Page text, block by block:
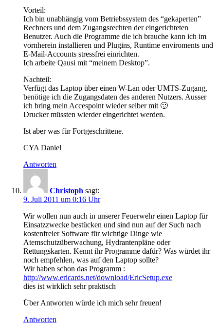
Vorteil:
Ich bin unabhängig vom Betriebssystem des “gekaperten”
Rechners und dem Zugangsrechten der eingerichteten
Benutzer. Auch die Programme die ich brauche kann ich im
vornherein installieren und Plugins, Runtime enviroments und
E-Mail-Accounts stressfrei einrichten.
Ich arbeite Qausi mit “meinem Desktop”.
Nachteil:
Verfügt das Laptop über einen W-Lan oder UMTS-Zugang,
benötige ich die Zugangsdaten des anderen Nutzers. Ausser
ich bring mein Accespoint wieder selber mit 🙂
Drucker müssten wierder eingerichtet werden.
Ist aber was für Fortgeschrittene.
CYA Daniel
Antworten
Christoph sagt:
9. Juli 2011 um 0:16 Uhr
Wir wollen nun auch in unserer Feuerwehr einen Laptop für
Einsatzzwecke bestücken und sind nun auf der Such nach
kostenfreier Software für wichtige Dinge wie
Atemschutzüberwachung, Hydrantenpläne oder
Rettungskarten. Kennt ihr Programme dafür? Was würdet ihr
noch empfehlen, was auf den Laptop sollte?
Wir haben schon das Programm :
http://www.ericards.net/download/EricSetup.exe
dies ist wirklich sehr praktisch
Über Antworten würde ich mich sehr freuen!
Antworten